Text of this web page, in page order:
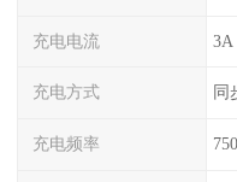
充电电流 3A
充电方式 同
充电频率